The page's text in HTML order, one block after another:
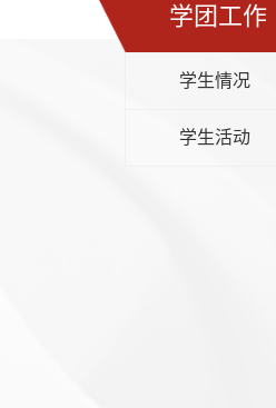
学团工作
学生情况
学生活动